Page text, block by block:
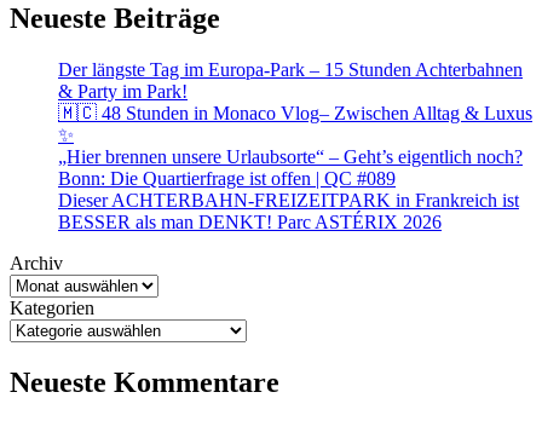
Neueste Beiträge
Der längste Tag im Europa-Park – 15 Stunden Achterbahnen
& Party im Park!
🇲🇨 48 Stunden in Monaco Vlog– Zwischen Alltag & Luxus
✨
„Hier brennen unsere Urlaubsorte“ – Geht’s eigentlich noch?
Bonn: Die Quartierfrage ist offen | QC #089
Dieser ACHTERBAHN-FREIZEITPARK in Frankreich ist
BESSER als man DENKT! Parc ASTÉRIX 2026
Archiv
Kategorien
Neueste Kommentare